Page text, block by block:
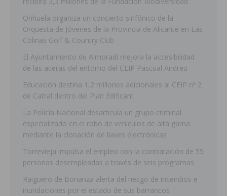
Orihuela organiza un concierto sinfónico de la
Orquesta de Jóvenes de la Provincia de Alicante en Las
Colinas Golf & Country Club
El Ayuntamiento de Almoradí mejora la accesibilidad
de las aceras del entorno del CEIP Pascual Andreu
Educación destina 1,2 millones adicionales al CEIP nº 2
de Catral dentro del Plan Edificant
La Policía Nacional desarticula un grupo criminal
especializado en el robo de vehículos de alta gama
mediante la clonación de llaves electrónicas
Torrevieja impulsa el empleo con la contratación de 55
personas desempleadas a través de seis programas
Raiguero de Bonanza alerta del riesgo de incendios e
inundaciones por el estado de sus barrancos